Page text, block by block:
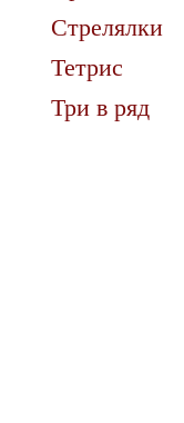
Стрелялки
Тетрис
Три в ряд